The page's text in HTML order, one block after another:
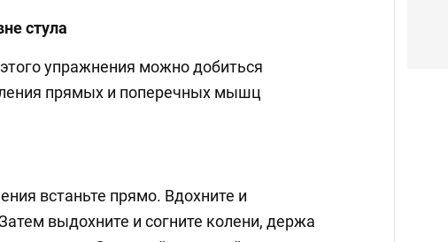
стула
упражнения можно добиться
прямых и поперечных мышц
встаньте прямо. Вдохните и
выдохните и согните колени, держа